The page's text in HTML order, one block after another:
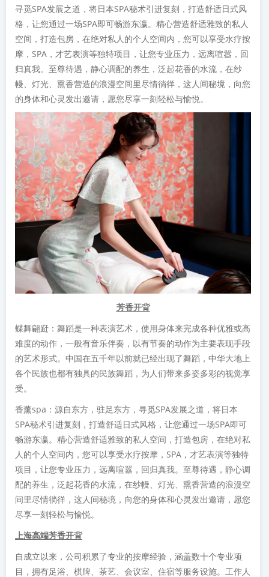
寻觅SPA发展之道，将日本SPA秘术引进复刻，打造舒适日式风
格，让您通过一场SPA即可畅游东瀛。精心营造舒适雅致的私人
空间，打造包房，在绝对私人的个人空间内，您可以享受水疗按
摩，SPA，才艺表演等独特项目，让您专业压力，远离喧嚣，回
归真我。至尊待遇，静心调配的养生，泛起花香的水流，在纱
幔、灯光、熏香营造的浪漫空间里尽情徜徉，这人间秘境，向您
的身体和心灵发出邀请，愿您尽享一刻轻松与愉悦。
芳香开背
蝶舞翩跹：舞蹈是一种表演艺术，使用身体来完成各种优雅或高
难度的动作，一般有音乐伴奏，以有节奏的动作为主要表现手段
的艺术形式。中国在五千年以前就已经出现了舞蹈，中华大地上
各个民族也都有独具的民族舞蹈，为人们带来多姿多彩的视觉享
受。
香薰spa：源自东方，驻足东方，寻觅SPA发展之道，将日本
SPA秘术引进复刻，打造舒适日式风格，让您通过一场SPA即可
畅游东瀛。精心营造舒适雅致的私人空间，打造包房，在绝对私
人的个人空间内，您可以享受水疗按摩，SPA，才艺表演等独特
项目，让您专业压力，远离喧嚣，回归真我。至尊待遇，静心调
配的养生，泛起花香的水流，在纱幔、灯光、熏香营造的浪漫空
间里尽情徜徉，这人间秘境，向您的身体和心灵发出邀请，愿您
尽享一刻轻松与愉悦。
上海高端芳香开背
自成立以来，公司积累了专业的按摩经验，涵盖数十个专业项
目，拥有足浴、棋牌、茶艺、会议室、住宿等服务设施。工作人